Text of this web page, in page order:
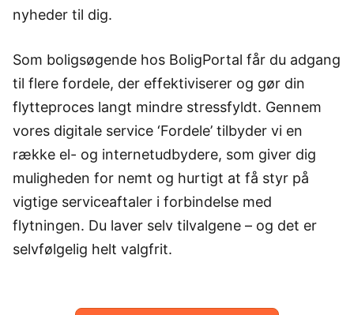
nyheder til dig.
Som boligsøgende hos BoligPortal får du adgang
til flere fordele, der effektiviserer og gør din
flytteproces langt mindre stressfyldt. Gennem
vores digitale service ‘Fordele’ tilbyder vi en
række el- og internetudbydere, som giver dig
muligheden for nemt og hurtigt at få styr på
vigtige serviceaftaler i forbindelse med
flytningen. Du laver selv tilvalgene – og det er
selvfølgelig helt valgfrit.